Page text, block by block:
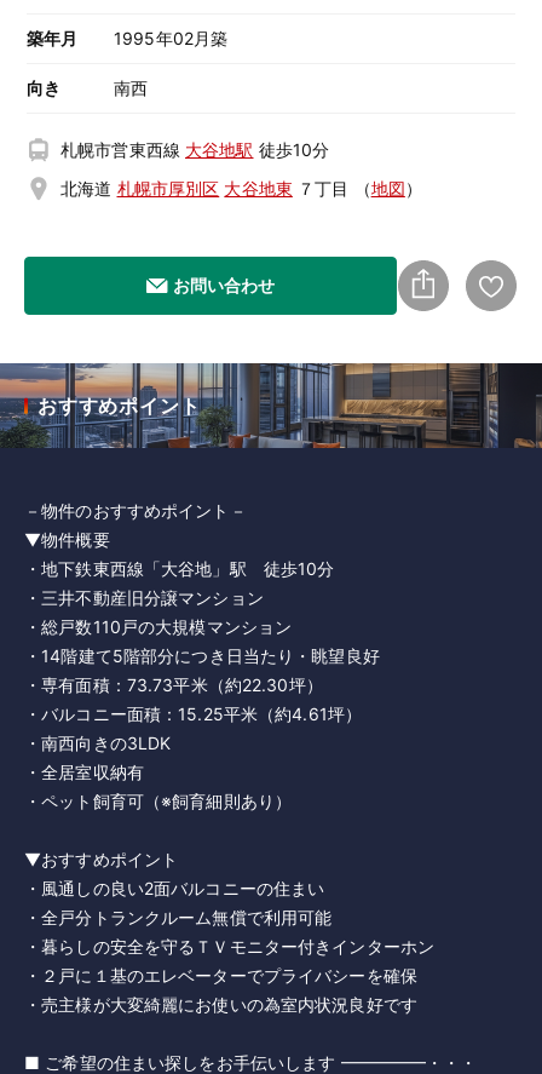
築年月 1995年02月築
向き 南西
札幌市営東西線 大谷地駅 徒歩10分
北海道 札幌市厚別区 大谷地東 ７丁目 （地図）
お問い合わせ
おすすめポイント
－物件のおすすめポイント－
▼物件概要
・地下鉄東西線「大谷地」駅 徒歩10分
・三井不動産旧分譲マンション
・総戸数110戸の大規模マンション
・14階建て5階部分につき日当たり・眺望良好
・専有面積：73.73平米（約22.30坪）
・バルコニー面積：15.25平米（約4.61坪）
・南西向きの3LDK
・全居室収納有
・ペット飼育可（※飼育細則あり）
▼おすすめポイント
・風通しの良い2面バルコニーの住まい
・全戸分トランクルーム無償で利用可能
・暮らしの安全を守るＴＶモニター付きインターホン
・２戸に１基のエレベーターでプライバシーを確保
・売主様が大変綺麗にお使いの為室内状況良好です
■ ご希望の住まい探しをお手伝いします ━━━━━・・・